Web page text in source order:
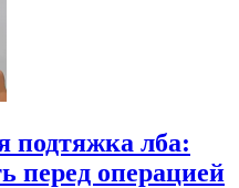
подтяжка лба:
перед операцией